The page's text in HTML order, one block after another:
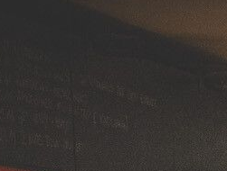
zur Vorstellung "Ruf des Lebens"